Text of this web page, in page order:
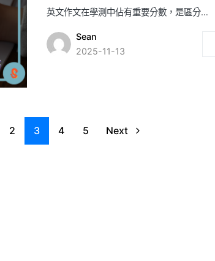
英文作文在學測中佔有重要分數，是區分…
Sean
2025-11-13
2 3 4 5 Next